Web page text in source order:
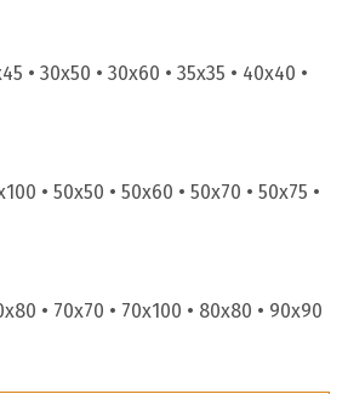
• 30x50 • 30x60 • 35x35 • 40x40 •
• 50x50 • 50x60 • 50x70 • 50x75 •
• 70x70 • 70x100 • 80x80 • 90x90